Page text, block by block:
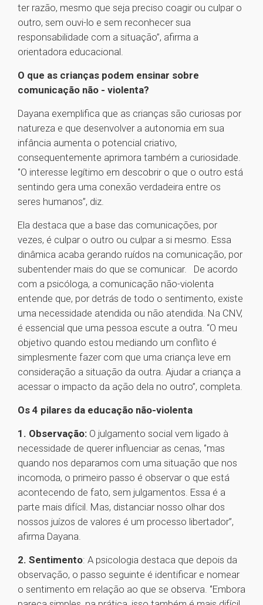
ter razão, mesmo que seja preciso coagir ou culpar o
outro, sem ouvi-lo e sem reconhecer sua
responsabilidade com a situação’’, afirma a
orientadora educacional.
O que as crianças podem ensinar sobre
comunicação não - violenta?
Dayana exemplifica que as crianças são curiosas por
natureza e que desenvolver a autonomia em sua
infância aumenta o potencial criativo,
consequentemente aprimora também a curiosidade.
‘’O interesse legítimo em descobrir o que o outro está
sentindo gera uma conexão verdadeira entre os
seres humanos’’, diz.
Ela destaca que a base das comunicações, por
vezes, é culpar o outro ou culpar a si mesmo. Essa
dinâmica acaba gerando ruídos na comunicação, por
subentender mais do que se comunicar. De acordo
com a psicóloga, a comunicação não-violenta
entende que, por detrás de todo o sentimento, existe
uma necessidade atendida ou não atendida. Na CNV,
é essencial que uma pessoa escute a outra. “O meu
objetivo quando estou mediando um conflito é
simplesmente fazer com que uma criança leve em
consideração a situação da outra. Ajudar a criança a
acessar o impacto da ação dela no outro’’, completa.
Os 4 pilares da educação não-violenta
1. Observação: O julgamento social vem ligado à
necessidade de querer influenciar as cenas, ‘’mas
quando nos deparamos com uma situação que nos
incomoda, o primeiro passo é observar o que está
acontecendo de fato, sem julgamentos. Essa é a
parte mais difícil. Mas, distanciar nosso olhar dos
nossos juízos de valores é um processo libertador’’,
afirma Dayana.
2. Sentimento: A psicologia destaca que depois da
observação, o passo seguinte é identificar e nomear
o sentimento em relação ao que se observa. ‘’Embora